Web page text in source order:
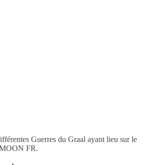
Guerres du Graal ayant lieu sur le
FR.